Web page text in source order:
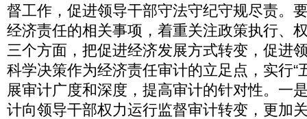
督工作，促进领导干部守法守纪守规尽责。
经济责任的相关事项，着重关注政策执行、
三个方面，把促进经济发展方式转变，促进
科学决策作为经济责任审计的立足点，实行“
展审计广度和深度，提高审计的针对性。一
计向领导干部权力运行监督审计转变，更加